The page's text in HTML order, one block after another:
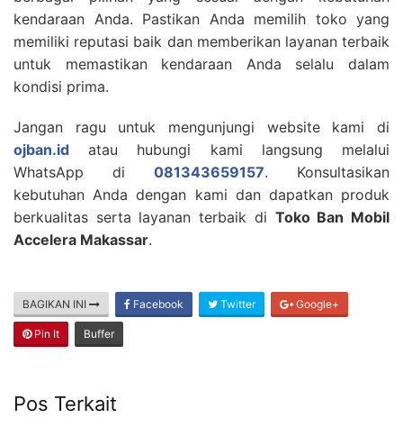
kendaraan Anda. Pastikan Anda memilih toko yang
memiliki reputasi baik dan memberikan layanan terbaik
untuk memastikan kendaraan Anda selalu dalam
kondisi prima.
Jangan ragu untuk mengunjungi website kami di
ojban.id atau hubungi kami langsung melalui
WhatsApp di 081343659157. Konsultasikan
kebutuhan Anda dengan kami dan dapatkan produk
berkualitas serta layanan terbaik di Toko Ban Mobil
Accelera Makassar.
BAGIKAN INI Facebook Twitter Google+
Pin It Buffer
Pos Terkait